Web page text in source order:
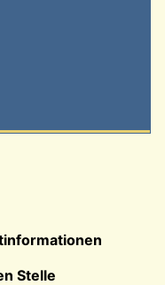
Stelle